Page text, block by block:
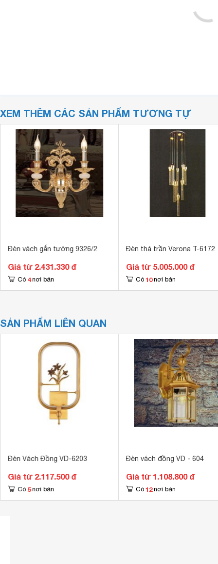
XEM THÊM CÁC SẢN PHẨM TƯƠNG TỰ
Đèn vách gắn tường 9326/2
Giá từ 2.431.330 đ
Có 4 nơi bán
Đèn thả trần Verona T-6172
Giá từ 5.005.000 đ
Có 10 nơi bán
SẢN PHẨM LIÊN QUAN
Đèn Vách Đồng VD-6203
Giá từ 2.117.500 đ
Có 5 nơi bán
Đèn vách đồng VD - 604
Giá từ 1.108.800 đ
Có 12 nơi bán